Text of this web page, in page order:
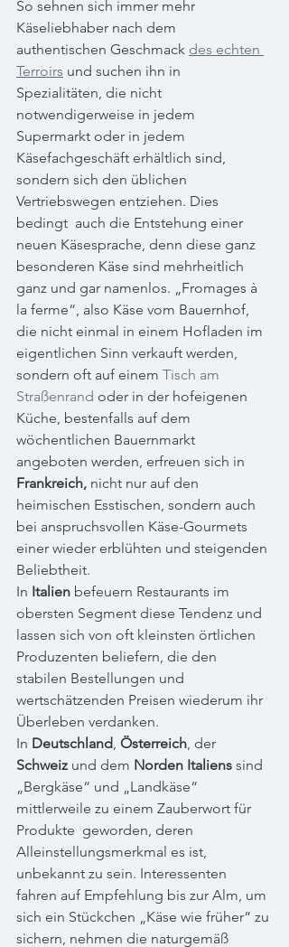
So sehnen sich immer mehr
Käseliebhaber nach dem
authentischen Geschmack des echten
Terroirs und suchen ihn in
Spezialitäten, die nicht
notwendigerweise in jedem
Supermarkt oder in jedem
Käsefachgeschäft erhältlich sind,
sondern sich den üblichen
Vertriebswegen entziehen. Dies
bedingt  auch die Entstehung einer
neuen Käsesprache, denn diese ganz
besonderen Käse sind mehrheitlich
ganz und gar namenlos. „Fromages à
la ferme“, also Käse vom Bauernhof,
die nicht einmal in einem Hofladen im
eigentlichen Sinn verkauft werden,
sondern oft auf einem Tisch am
Straßenrand oder in der hofeigenen
Küche, bestenfalls auf dem
wöchentlichen Bauernmarkt
angeboten werden, erfreuen sich in
Frankreich, nicht nur auf den
heimischen Esstischen, sondern auch
bei anspruchsvollen Käse-Gourmets
einer wieder erblühten und steigenden
Beliebtheit.
In Italien befeuern Restaurants im
obersten Segment diese Tendenz und
lassen sich von oft kleinsten örtlichen
Produzenten beliefern, die den
stabilen Bestellungen und
wertschätzenden Preisen wiederum ihr
Überleben verdanken.
In Deutschland, Österreich, der
Schweiz und dem Norden Italiens sind
„Bergkäse“ und „Landkäse“
mittlerweile zu einem Zauberwort für
Produkte  geworden, deren
Alleinstellungsmerkmal es ist,
unbekannt zu sein. Interessenten
fahren auf Empfehlung bis zur Alm, um
sich ein Stückchen „Käse wie früher“ zu
sichern, nehmen die naturgemäß